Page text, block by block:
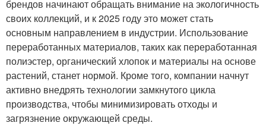
брендов начинают обращать внимание на экологичность
своих коллекций, и к 2025 году это может стать
основным направлением в индустрии. Использование
переработанных материалов, таких как переработанная
полиэстер, органический хлопок и материалы на основе
растений, станет нормой. Кроме того, компании начнут
активно внедрять технологии замкнутого цикла
производства, чтобы минимизировать отходы и
загрязнение окружающей среды.